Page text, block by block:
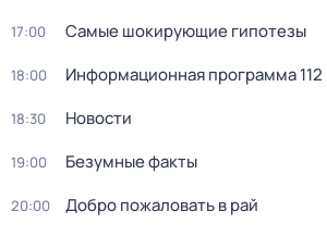
17:00 Самые шoкиpующие гипотезы
18:00 Информационная программа 112
18:30 Новости
19:00 Безумные факты
20:00 Добро пожаловать в рай